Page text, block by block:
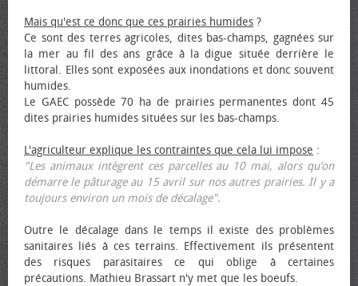
Mais qu'est ce donc que ces prairies humides ?
Ce sont des terres agricoles, dites bas-champs, gagnées sur
la mer au fil des ans grâce à la digue située derrière le
littoral. Elles sont exposées aux inondations et donc souvent
humides.
Le GAEC possède 70 ha de prairies permanentes dont 45
dites prairies humides situées sur les bas-champs.
L'agriculteur explique les contraintes que cela lui impose :
"Les animaux intègrent ces parcelles au 10 mai, alors qu’on
démarre le pâturage au 15 avril sur nos autres prairies. Il y a
toujours environ un mois de décalage".
Outre le décalage dans le temps il existe des problèmes
sanitaires liés à ces terrains. Effectivement ils présentent
des risques parasitaires ce qui oblige à certaines
précautions. Mathieu Brassart n'y met que les bœufs.